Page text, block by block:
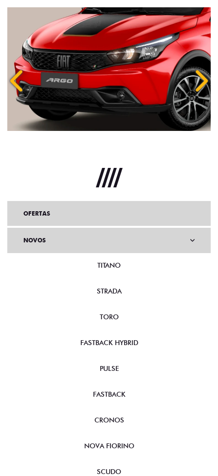
Anterior
OFERTAS
NOVOS
TITANO
STRADA
TORO
FASTBACK HYBRID
PULSE
FASTBACK
CRONOS
NOVA FIORINO
SCUDO